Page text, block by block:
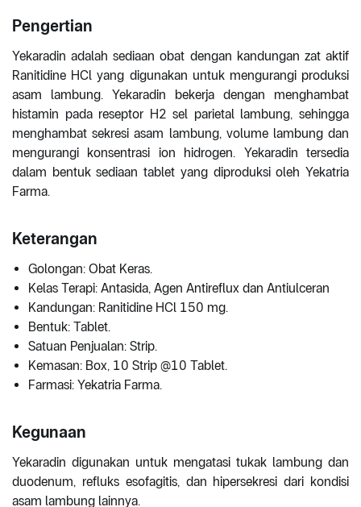
Pengertian
Yekaradin adalah sediaan obat dengan kandungan zat aktif
Ranitidine HCl yang digunakan untuk mengurangi produksi
asam lambung. Yekaradin bekerja dengan menghambat
histamin pada reseptor H2 sel parietal lambung, sehingga
menghambat sekresi asam lambung, volume lambung dan
mengurangi konsentrasi ion hidrogen. Yekaradin tersedia
dalam bentuk sediaan tablet yang diproduksi oleh Yekatria
Farma.
Keterangan
Golongan: Obat Keras.
Kelas Terapi: Antasida, Agen Antireflux dan Antiulceran
Kandungan: Ranitidine HCl 150 mg.
Bentuk: Tablet.
Satuan Penjualan: Strip.
Kemasan: Box, 10 Strip @10 Tablet.
Farmasi: Yekatria Farma.
Kegunaan
Yekaradin digunakan untuk mengatasi tukak lambung dan
duodenum, refluks esofagitis, dan hipersekresi dari kondisi
asam lambung lainnya.